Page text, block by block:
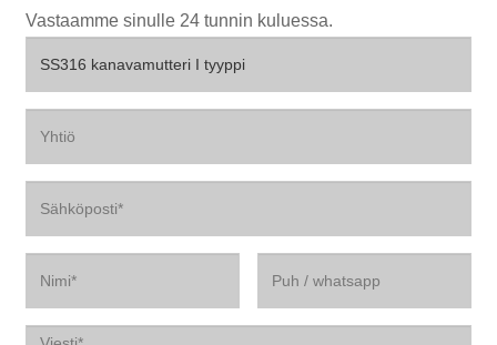
Vastaamme sinulle 24 tunnin kuluessa.